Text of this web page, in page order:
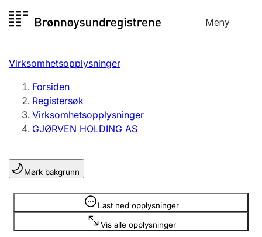
til
Meny
Registersøk
Aksjeselskap
Enkeltpersonforetak
Registrere, endre, slette
Lag og forening
Registrere, endre, slette
Virksomhetsopplysninger
Forsiden
Registersøk
Virksomhetsopplysninger
GJØRVEN HOLDING AS
Mørk bakgrunn
Last ned opplysninger
Vis alle opplysninger
Opplysninger er skjult